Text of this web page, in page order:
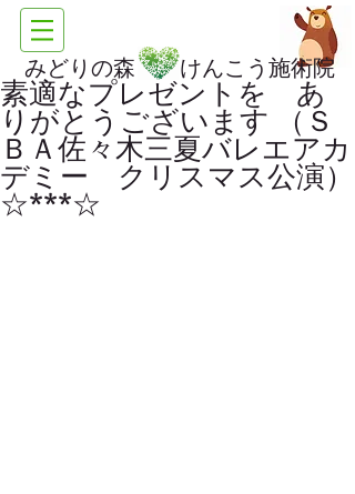
みどりの森 けんこう施術院
素適なプレゼントを あ
りがとうございます （Ｓ
ＢＡ佐々木三夏バレエアカ
デミー クリスマス公演）
☆***☆